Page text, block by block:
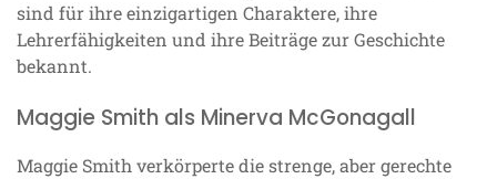
sind für ihre einzigartigen Charaktere, ihre
Lehrerfähigkeiten und ihre Beiträge zur Geschichte
bekannt.
Maggie Smith als Minerva McGonagall
Maggie Smith verkörperte die strenge, aber gerechte